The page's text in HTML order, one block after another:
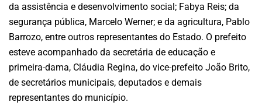
da assistência e desenvolvimento social; Fabya Reis; da
segurança pública, Marcelo Werner; e da agricultura, Pablo
Barrozo, entre outros representantes do Estado. O prefeito
esteve acompanhado da secretária de educação e
primeira-dama, Cláudia Regina, do vice-prefeito João Brito,
de secretários municipais, deputados e demais
representantes do município.